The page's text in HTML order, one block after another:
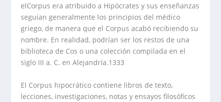
elCorpus era atribuido a Hipócrates y sus enseñanzas
seguían generalmente los principios del médico
griego, de manera que el Corpus acabó recibiendo su
nombre. En realidad, podrían ser los restos de una
biblioteca de Cos o una colección compilada en el
siglo III a. C. en Alejandría.1333
El Corpus hipocrático contiene libros de texto,
lecciones, investigaciones, notas y ensayos filosóficos